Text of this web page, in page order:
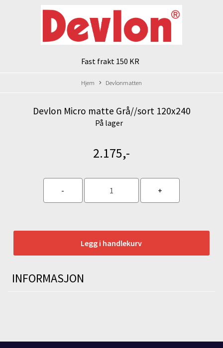
Fast frakt 150 KR
Hjem Devlonmatten
Devlon Micro matte Grå//sort 120x240
På lager
2.175,-
Legg i handlekurv
INFORMASJON